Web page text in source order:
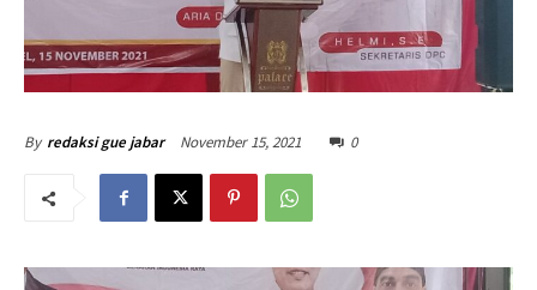
By redaksi gue jabar November 15, 2021 0